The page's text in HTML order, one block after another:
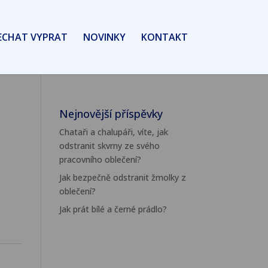
VYPRAT NOVINKY KONTAKT
Nejnovější příspěvky
Chataři a chalupáři, víte, jak
odstranit skvrny ze svého
pracovního oblečení?
Jak bezpečně odstranit žmolky z
oblečení?
Jak prát bílé a černé prádlo?